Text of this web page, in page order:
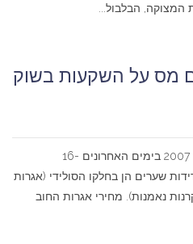
המצוקה, הבלבול...
מס על השקעות בשוק
פורסם בעל המקום ב-21 לדצמבר 2007 בימים האחרונים 16-
ירידות שערים הן בחלקו הסולידי (אגרות
נאמנות). מחירי אגרות החוב